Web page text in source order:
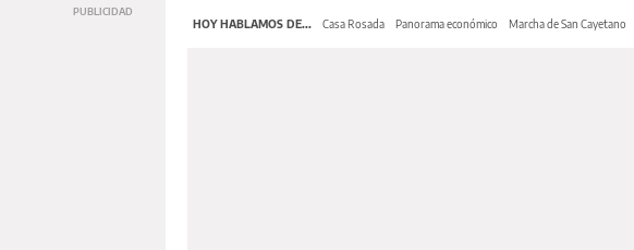
HOY HABLAMOS DE... Casa Rosada Panorama económico Marcha de San Cayetano